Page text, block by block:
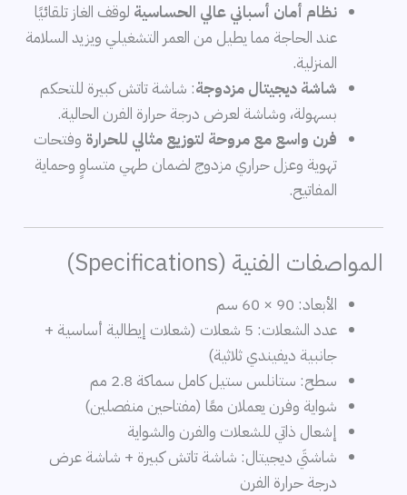
نظام أمان أسباني عالي الحساسية لوقف الغاز تلقائيًا
عند الحاجة مما يطيل من العمر التشغيلي ويزيد السلامة
المنزلية.
شاشة ديجيتال مزدوجة: شاشة تاتش كبيرة للتحكم
بسهولة، وشاشة لعرض درجة حرارة الفرن الحالية.
فرن واسع مع مروحة لتوزيع مثالي للحرارة وفتحات
تهوية وعزل حراري مزدوج لضمان طهي متساوٍ وحماية
المفاتيح.
المواصفات الفنية (Specifications)
الأبعاد: 90 × 60 سم
عدد الشعلات: 5 شعلات (شعلات إيطالية أساسية +
جانبية ديفيندي ثلاثية)
سطح: ستانلس ستيل كامل سماكة 2.8 مم
شواية وفرن يعملان معًا (مفتاحين منفصلين)
إشعال ذاتي للشعلات والفرن والشواية
شاشتَي ديجيتال: شاشة تاتش كبيرة + شاشة عرض
درجة حرارة الفرن